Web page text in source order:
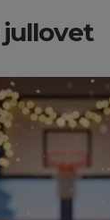
jullovet